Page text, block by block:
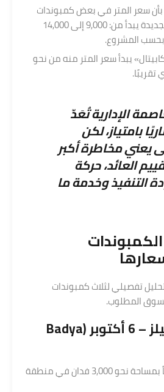
سعر المتر في بعض كمبوندات
العاصمة الإدارية الجديدة يبدأ من: 9,000 إلى 14,000
بحسب المشروع.
يبدأ سعر المتر منه من نحو
الإدارية تُعَدّ
بامتياز، لكن
يعني مخاطرة أكبر
العائد، حركة
التنفيذ وخدمة ما
تفصيلي لثلاث كمبوندات
المطلوب.
3.1 ­باديا بالم هيلز – 6 أكتوبر (Badya
يُعد مشروعاً ضخماً بمساحة نحو 3,000 فدان في منطقة